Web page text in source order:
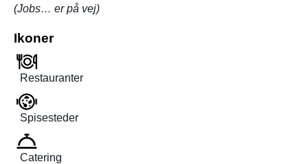
(Jobs… er på vej)
Ikoner
Restauranter
Spisesteder
Catering